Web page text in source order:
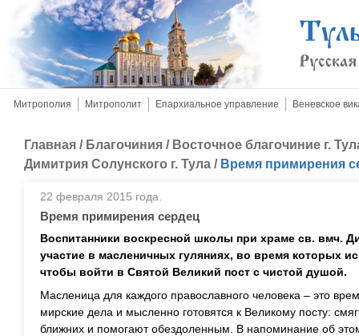
Митрополия Митрополит Епархиальное управление Веневское
Главная / Благочиния / Восточное благочиние г.
Димитрия Солунского г. Тула / Время примирения
22 февраля 2015 года.
Время примирения сердец
Воспитанники воскресной школы при храме св. вмч.
участие в масленичных гуляниях, во время которых
чтобы войти в Святой Великий пост с чистой душой.
Масленица для каждого православного человека – это
мирские дела и мысленно готовятся к Великому посту:
ближних и помогают обездоленным. В напоминание об